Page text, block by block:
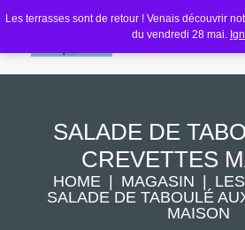
Les terrasses sont de retour ! Venais découvrir
du vendredi 28 mai.
SALADE DE
CREVETTES
HOME MAGASIN
SALADE DE TABOULÉ
MAISON